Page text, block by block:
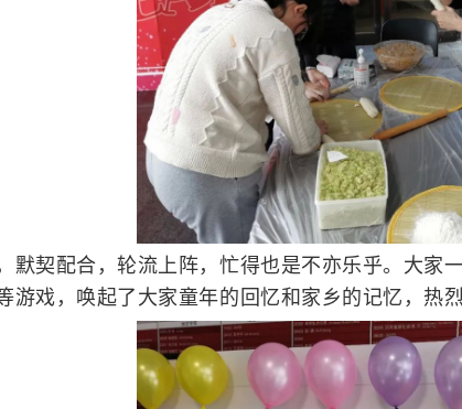
默契配合，轮流上阵，忙得也是不亦乐乎。大家
游戏，唤起了大家童年的回忆和家乡的记忆，热